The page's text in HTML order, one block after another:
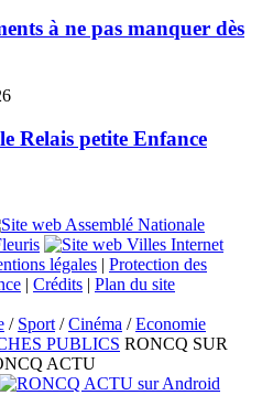
à ne pas manquer dès
Relais petite Enfance
légales | Protection des
| Crédits | Plan du site
/ Sport/Cinéma /Economie
PUBLICS RONCQ SUR
ACTU